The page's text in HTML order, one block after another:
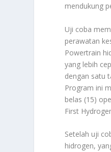
mendukung
Uji coba
perawatan
Powertrain
yang lebih
dengan satu
Program ini
belas (15)
First
Setelah uji
hidrogen,